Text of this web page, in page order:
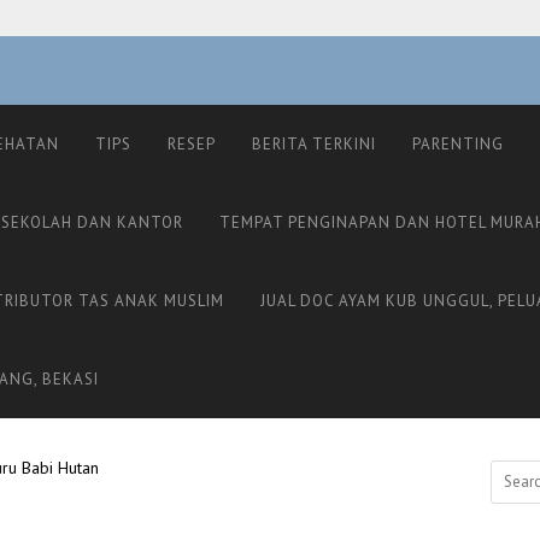
TIPS RESEP BERITA TERKINI PARENTING
DAN KANTOR TEMPAT PENGINAPAN DAN HOTEL
TAS ANAK MUSLIM JUAL DOC AYAM KUB UNGGUL,
BEKASI
Babi Hutan
Search
for: